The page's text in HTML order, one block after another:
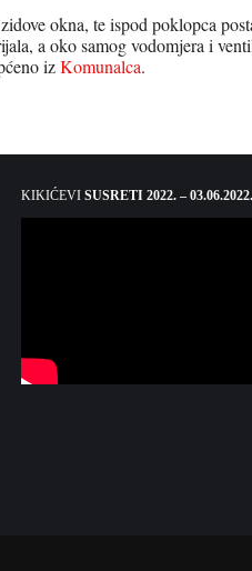
okna, te ispod poklopca
a oko samog vodomjera i
izKomunalca.
KIKIĆEVI SUSRETI 2022. – 03.06.2022.